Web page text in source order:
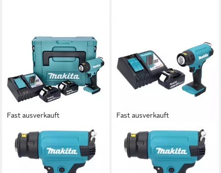
Fast ausverkauft
MAKITA
Akku-Heißluftgebläse DHG
180 RGJ Akku
Heißluftgebläse 18 V 550 °C
Fast ausverkauft
MAKITA
Akku-Heißluftgebläse DHG
180 RM1 Akku
Heißluftgebläse 18 V 550 °C